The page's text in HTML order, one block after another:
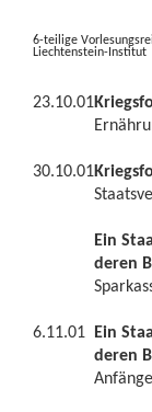
6-teilige
Liechtenstein-Institut
23.10.01
30.10.01
Ein
deren
6.11.01 Ein
deren